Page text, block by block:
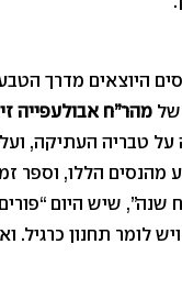
היוצאים מדרך
של מהר”ח אבולעפייה
טבריה העתיקה,
הללו, וספר
שיש היום
לומר תחנון כרגיל.